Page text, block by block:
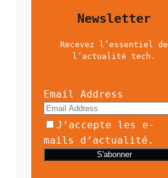
Newsletter
Recevez l’essentiel de
l’actualité tech.
Email Address
J’accepte les e-
mails d’actualité.